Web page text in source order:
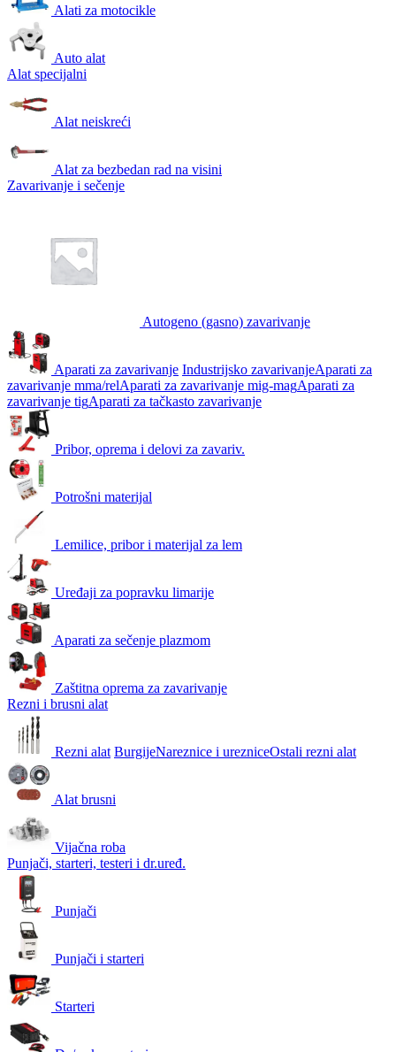
Alati za motocikle
Auto alat
Alat specijalni
Alat neiskreći
Alat za bezbedan rad na visini
Zavarivanje i sečenje
Autogeno (gasno) zavarivanje
Aparati za zavarivanje Industrijsko zavarivanjeAparati za
zavarivanje mma/relAparati za zavarivanje mig-magAparati za
zavarivanje tigAparati za tačkasto zavarivanje
Pribor, oprema i delovi za zavariv.
Potrošni materijal
Lemilice, pribor i materijal za lem
Uređaji za popravku limarije
Aparati za sečenje plazmom
Zaštitna oprema za zavarivanje
Rezni i brusni alat
Rezni alat BurgijeNareznice i urezniceOstali rezni alat
Alat brusni
Vijačna roba
Punjači, starteri, testeri i dr.uređ.
Punjači
Punjači i starteri
Starteri